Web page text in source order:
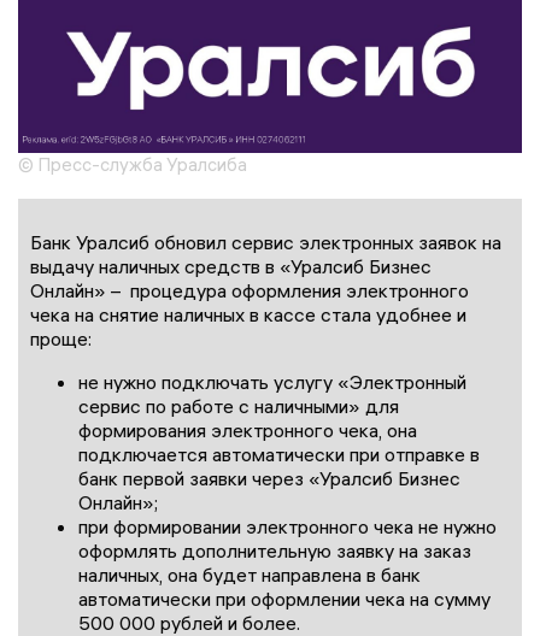
© Пресс-служба Уралсиба
Банк Уралсиб обновил сервис электронных заявок на
выдачу наличных средств в «Уралсиб Бизнес
Онлайн» – процедура оформления электронного
чека на снятие наличных в кассе стала удобнее и
проще:
не нужно подключать услугу «Электронный
сервис по работе с наличными» для
формирования электронного чека, она
подключается автоматически при отправке в
банк первой заявки через «Уралсиб Бизнес
Онлайн»;
при формировании электронного чека не нужно
оформлять дополнительную заявку на заказ
наличных, она будет направлена в банк
автоматически при оформлении чека на сумму
500 000 рублей и более.